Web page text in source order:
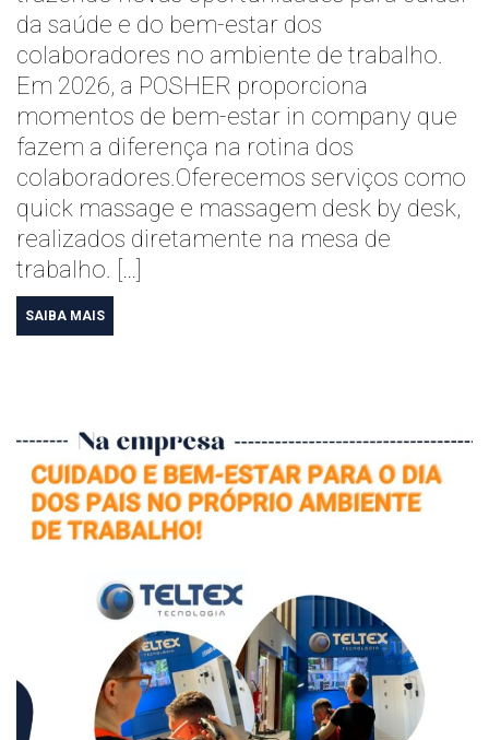
da saúde e do bem-estar dos
colaboradores no ambiente de trabalho.
Em 2026, a POSHER proporciona
momentos de bem-estar in company que
fazem a diferença na rotina dos
colaboradores.Oferecemos serviços como
quick massage e massagem desk by desk,
realizados diretamente na mesa de
trabalho. […]
SAIBA MAIS